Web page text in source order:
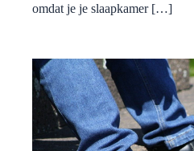
omdat je je slaapkamer […]